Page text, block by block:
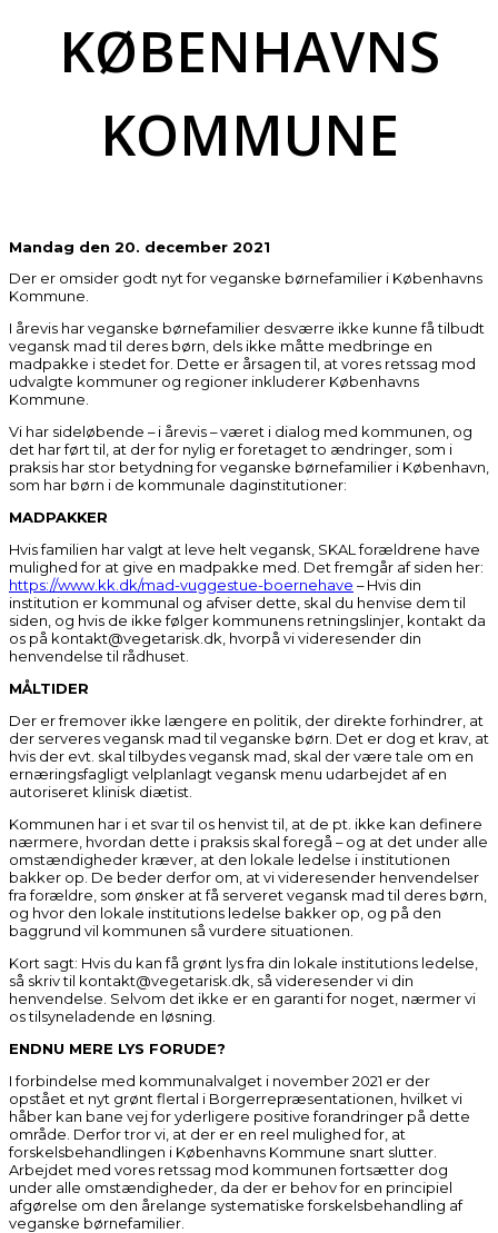
KØBENHAVNS
KOMMUNE
Mandag den 20. december 2021
Der er omsider godt nyt for veganske børnefamilier i Københavns
Kommune.
I årevis har veganske børnefamilier desværre ikke kunne få tilbudt
vegansk mad til deres børn, dels ikke måtte medbringe en
madpakke i stedet for. Dette er årsagen til, at vores retssag mod
udvalgte kommuner og regioner inkluderer Københavns
Kommune.
Vi har sideløbende – i årevis – været i dialog med kommunen, og
det har ført til, at der for nylig er foretaget to ændringer, som i
praksis har stor betydning for veganske børnefamilier i København,
som har børn i de kommunale daginstitutioner:
MADPAKKER
Hvis familien har valgt at leve helt vegansk, SKAL forældrene have
mulighed for at give en madpakke med. Det fremgår af siden her:
https://www.kk.dk/mad-vuggestue-boernehave – Hvis din
institution er kommunal og afviser dette, skal du henvise dem til
siden, og hvis de ikke følger kommunens retningslinjer, kontakt da
os på kontakt@vegetarisk.dk, hvorpå vi videresender din
henvendelse til rådhuset.
MÅLTIDER
Der er fremover ikke længere en politik, der direkte forhindrer, at
der serveres vegansk mad til veganske børn. Det er dog et krav, at
hvis der evt. skal tilbydes vegansk mad, skal der være tale om en
ernæringsfagligt velplanlagt vegansk menu udarbejdet af en
autoriseret klinisk diætist.
Kommunen har i et svar til os henvist til, at de pt. ikke kan definere
nærmere, hvordan dette i praksis skal foregå – og at det under alle
omstændigheder kræver, at den lokale ledelse i institutionen
bakker op. De beder derfor om, at vi videresender henvendelser
fra forældre, som ønsker at få serveret vegansk mad til deres børn,
og hvor den lokale institutions ledelse bakker op, og på den
baggrund vil kommunen så vurdere situationen.
Kort sagt: Hvis du kan få grønt lys fra din lokale institutions ledelse,
så skriv til kontakt@vegetarisk.dk, så videresender vi din
henvendelse. Selvom det ikke er en garanti for noget, nærmer vi
os tilsyneladende en løsning.
ENDNU MERE LYS FORUDE?
I forbindelse med kommunalvalget i november 2021 er der
opstået et nyt grønt flertal i Borgerrepræsentationen, hvilket vi
håber kan bane vej for yderligere positive forandringer på dette
område. Derfor tror vi, at der er en reel mulighed for, at
forskelsbehandlingen i Københavns Kommune snart slutter.
Arbejdet med vores retssag mod kommunen fortsætter dog
under alle omstændigheder, da der er behov for en principiel
afgørelse om den årelange systematiske forskelsbehandling af
veganske børnefamilier.